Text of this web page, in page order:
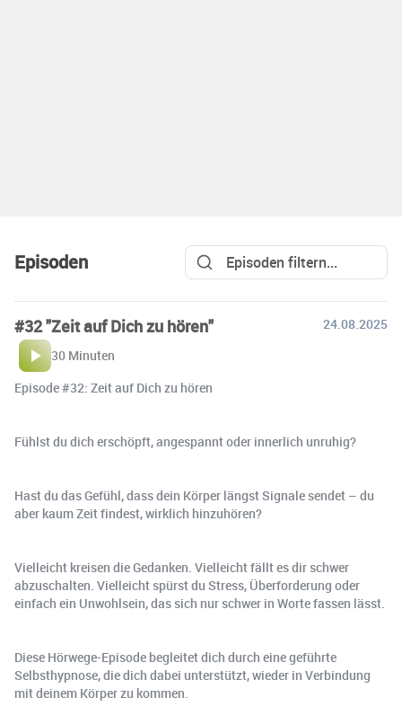
Episoden
#32 "Zeit auf Dich zu hören"
24.08.2025
30 Minuten
Episode #32: Zeit auf Dich zu hören
Fühlst du dich erschöpft, angespannt oder innerlich unruhig?
Hast du das Gefühl, dass dein Körper längst Signale sendet – du
aber kaum Zeit findest, wirklich hinzuhören?
Vielleicht kreisen die Gedanken. Vielleicht fällt es dir schwer
abzuschalten. Vielleicht spürst du Stress, Überforderung oder
einfach ein Unwohlsein, das sich nur schwer in Worte fassen lässt.
Diese Hörwege-Episode begleitet dich durch eine geführte
Selbsthypnose, die dich dabei unterstützt, wieder in Verbindung
mit deinem Körper zu kommen.